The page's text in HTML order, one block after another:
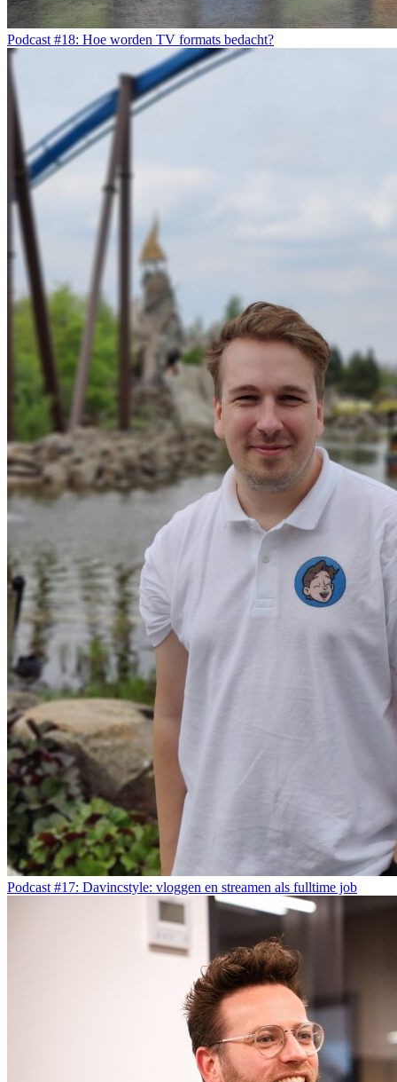
Podcast #18: Hoe worden TV formats bedacht?
Podcast #17: Davincstyle: vloggen en streamen als fulltime job